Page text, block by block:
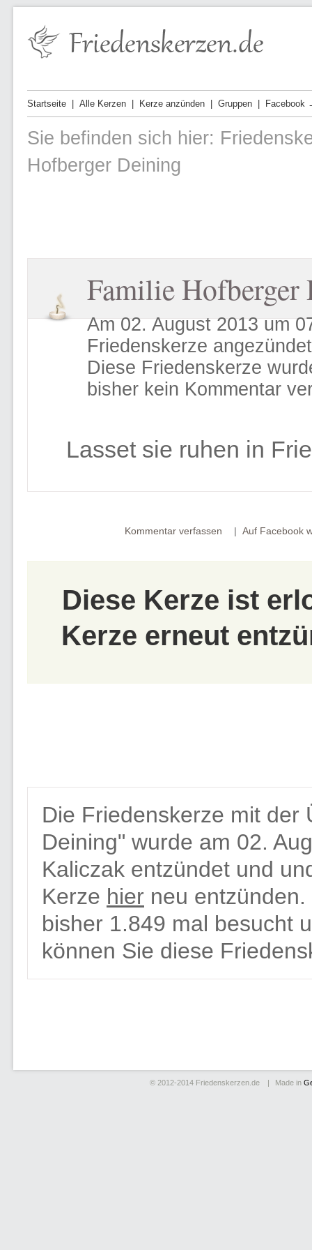
Startseite Alle Kerzen Kerze anzünden Gruppen Facebook
Sie befinden sich hier:
Hofberger Deining
Familie Hofberger
Am 02. August 2013 um
Friedenskerze
Diese Friedenskerze
bisher kein Kommentar
Lasset sie ruhen in
Kommentar verfassen Auf Facebook
Diese Kerze ist
Kerze erneut
Die Friedenskerze mit der
Deining" wurde am 02.
Kaliczak entzündet und
Kerze hier neu
bisher 1.849 mal besucht
können Sie diese
© 2012-2014 Friedenskerzen.de Made in